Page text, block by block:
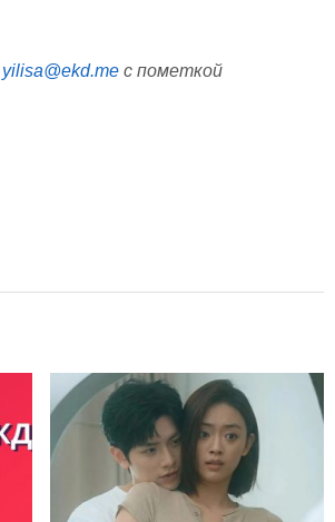
yilisa@ekd.me с пометкой